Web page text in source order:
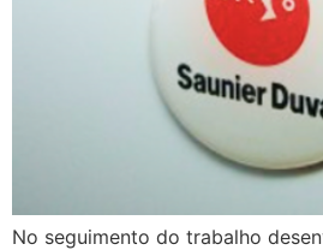
No seguimento do trabalho